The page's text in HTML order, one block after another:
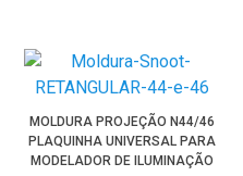
MOLDURA PROJEÇÃO N44/46
PLAQUINHA UNIVERSAL PARA
MODELADOR DE ILUMINAÇÃO